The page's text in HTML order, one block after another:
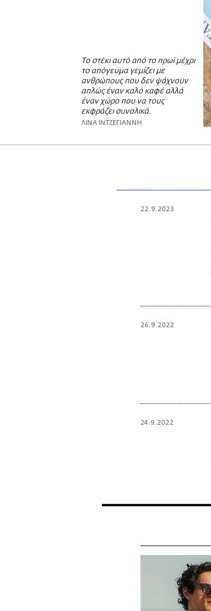
Το στέκι αυτό από το πρωί μέχρι
το απόγευμα γεμίζει με
ανθρώπους που δεν ψάχνουν
απλώς έναν καλό καφέ αλλά
έναν χώρο που να τους
εκφράζει συνολικά.
ΛΙΝΑ ΙΝΤΖΕΓΙΑΝΝΗ
22.9.2023
26.9.2022
24.9.2022